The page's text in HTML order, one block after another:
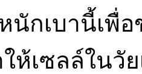
กเบานี้เพื่
ให้เซลล์ใน